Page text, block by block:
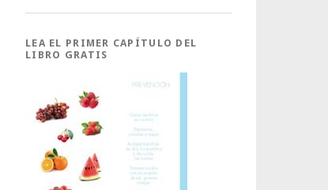
LEA EL PRIMER CAPÍTULO DEL
LIBRO GRATIS